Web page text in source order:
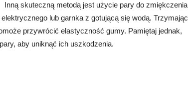
Inną skuteczną metodą jest użycie pary do zmiękczenia
lub garnka z gotującą się wodą. Trzymając
przywrócić elastyczność gumy. Pamiętaj jednak,
aby uniknąć ich uszkodzenia.